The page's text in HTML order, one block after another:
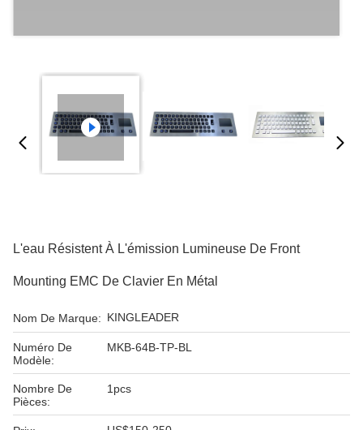
L'eau Résistent À L'émission Lumineuse De Front
Mounting EMC De Clavier En Métal
Nom De Marque: KINGLEADER
Numéro De
Modèle:
MKB-64B-TP-BL
Nombre De
Pièces:
1pcs